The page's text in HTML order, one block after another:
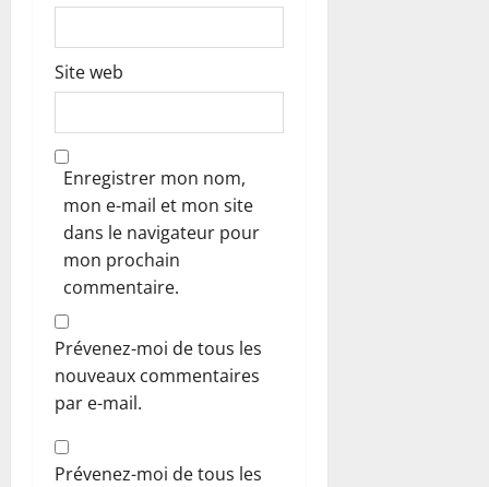
Site web
Enregistrer mon nom,
mon e-mail et mon site
dans le navigateur pour
mon prochain
commentaire.
Prévenez-moi de tous les
nouveaux commentaires
par e-mail.
Prévenez-moi de tous les